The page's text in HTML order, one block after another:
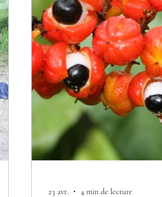
23 avr. 4 min de lecture